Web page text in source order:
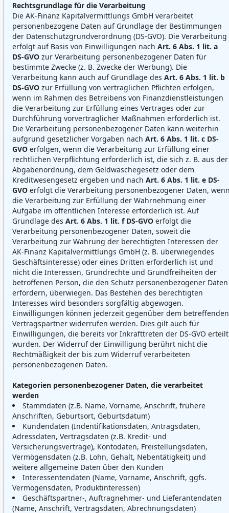
Rechtsgrundlage für die Verarbeitung
Die AK-Finanz Kapitalvermittlungs GmbH verarbeitet
personenbezogene Daten auf Grundlage der Bestimmungen
der Datenschutzgrundverordnung (DS-GVO). Die Verarbeitung
erfolgt auf Basis von Einwilligungen nach Art. 6 Abs. 1 lit. a
DS-GVO zur Verarbeitung personenbezogener Daten für
bestimmte Zwecke (z. B. Zwecke der Werbung). Die
Verarbeitung kann auch auf Grundlage des Art. 6 Abs. 1 lit. b
DS-GVO zur Erfüllung von vertraglichen Pflichten erfolgen,
wenn im Rahmen des Betreibens von Finanzdienstleistungen
die Verarbeitung zur Erfüllung eines Vertrages oder zur
Durchführung vorvertraglicher Maßnahmen erforderlich ist.
Die Verarbeitung personenbezogener Daten kann weiterhin
aufgrund gesetzlicher Vorgaben nach Art. 6 Abs. 1 lit. c DS-
GVO erfolgen, wenn die Verarbeitung zur Erfüllung einer
rechtlichen Verpflichtung erforderlich ist, die sich z. B. aus der
Abgabenordnung, dem Geldwäschegesetz oder dem
Kreditwesengesetz ergeben und nach Art. 6 Abs. 1 lit. e DS-
GVO erfolgt die Verarbeitung personenbezogener Daten,
die Verarbeitung zur Erfüllung der Wahrnehmung einer
Aufgabe im öffentlichen Interesse erforderlich ist. Auf
Grundlage des Art. 6 Abs. 1 lit. f DS-GVO erfolgt die
Verarbeitung personenbezogener Daten, soweit die
Verarbeitung zur Wahrung der berechtigten Interessen der
AK-Finanz Kapitalvermittlungs GmbH (z. B. überwiegendes
Geschäftsinteresse) oder eines Dritten erforderlich ist und
nicht die Interessen, Grundrechte und Grundfreiheiten der
betroffenen Person, die den Schutz personenbezogener Daten
erfordern, überwiegen. Das Bestehen des berechtigten
Interesses wird besonders sorgfältig abgewogen.
Einwilligungen können jederzeit gegenüber dem betreffenden
Vertragspartner widerrufen werden. Dies gilt auch für
Einwilligungen, die bereits vor Inkrafttreten der DS-GVO erteilt
wurden. Der Widerruf der Einwilligung berührt nicht die
Rechtmäßigkeit der bis zum Widerruf verarbeiteten
personenbezogenen Daten.
Kategorien personenbezogener Daten, die verarbeitet
werden
Stammdaten (z.B. Name, Vorname, Anschrift, frühere
Anschriften, Geburtsort, Geburtsdatum)
Kundendaten (Indentifikationsdaten, Antragsdaten,
Adressdaten, Vertragsdaten (z.B. Kredit- und
Versicherungsverträge), Kontodaten, Freistellungsdaten,
Vermögensdaten (z.B. Lohn, Gehalt, Nebentätigkeit) und
weitere allgemeine Daten über den Kunden
Interessentendaten (Name, Vorname, Anschrift, ggfs.
Vermögensdaten, Produktinteressen)
Geschäftspartner-, Auftragnehmer- und Lieferantendaten
(Name, Anschrift, Vertragsdaten, Abrechnungsdaten)